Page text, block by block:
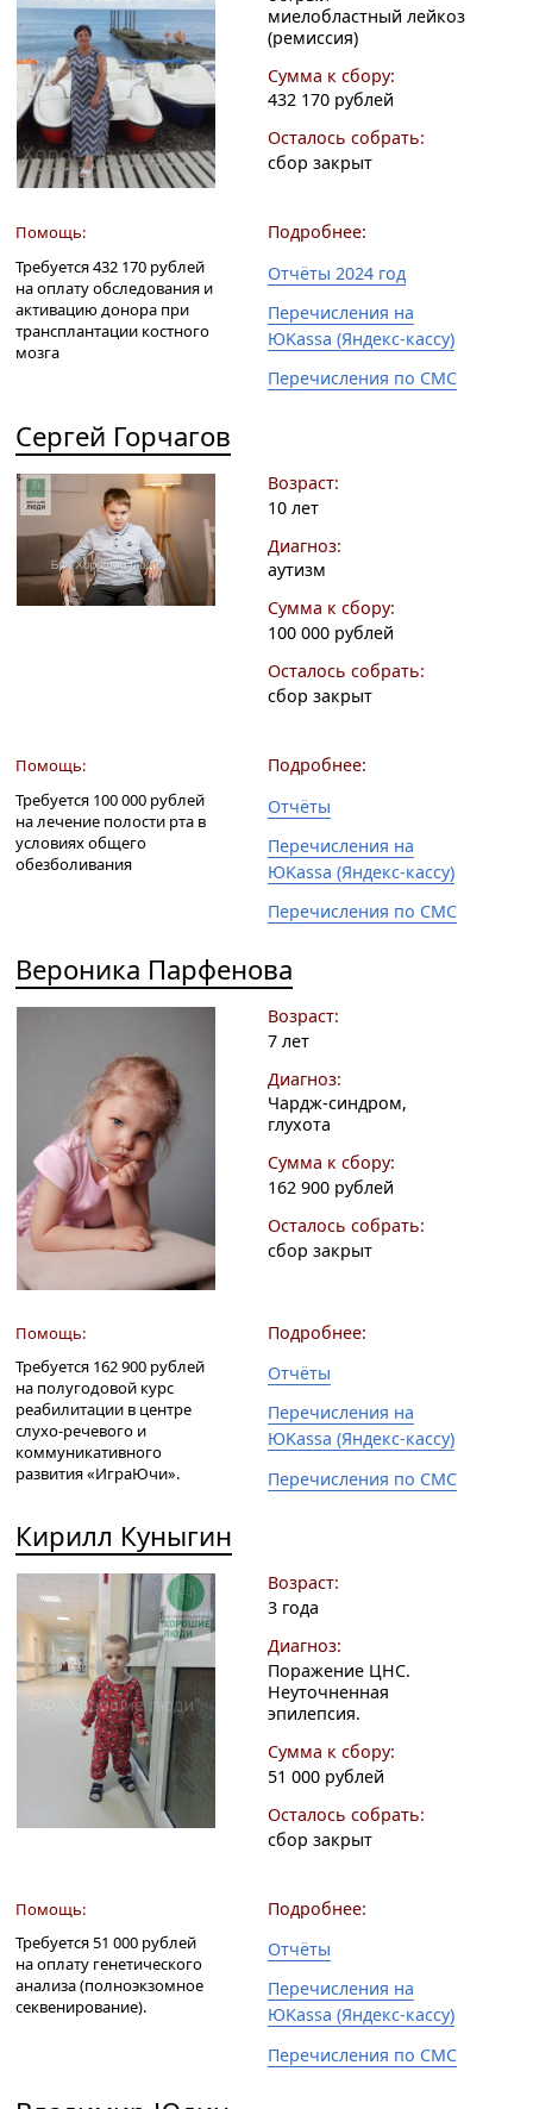
миелобластный лейкоз
(ремиссия)
Сумма к сбору:
432 170 рублей
Осталось собрать:
сбор закрыт
Помощь:
Требуется 432 170 рублей
на оплату обследования и
активацию донора при
трансплантации костного
мозга
Подробнее:
Отчёты 2024 год
Перечисления на
ЮKassa (Яндекс-кассу)
Перечисления по СМС
Сергей Горчагов
Возраст:
10 лет
Диагноз:
аутизм
Сумма к сбору:
100 000 рублей
Осталось собрать:
сбор закрыт
Помощь:
Требуется 100 000 рублей
на лечение полости рта в
условиях общего
обезболивания
Подробнее:
Отчёты
Перечисления на
ЮKassa (Яндекс-кассу)
Перечисления по СМС
Вероника Парфенова
Возраст:
7 лет
Диагноз:
Чардж-синдром,
глухота
Сумма к сбору:
162 900 рублей
Осталось собрать:
сбор закрыт
Помощь:
Требуется 162 900 рублей
на полугодовой курс
реабилитации в центре
слухо-речевого и
коммуникативного
развития «ИграЮчи».
Подробнее:
Отчёты
Перечисления на
ЮKassa (Яндекс-кассу)
Перечисления по СМС
Кирилл Куныгин
Возраст:
3 года
Диагноз:
Поражение ЦНС.
Неуточненная
эпилепсия.
Сумма к сбору:
51 000 рублей
Осталось собрать:
сбор закрыт
Помощь:
Требуется 51 000 рублей
на оплату генетического
анализа (полноэкзомное
секвенирование).
Подробнее:
Отчёты
Перечисления на
ЮKassa (Яндекс-кассу)
Перечисления по СМС